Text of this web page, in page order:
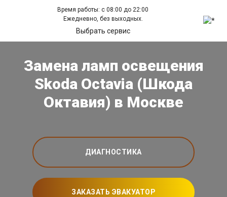
Время работы: с 08:00 до 22:00
Ежедневно, без выходных.
Выбрать сервис
Замена ламп освещения
Skoda Octavia (Шкода
Октавия) в Москве
ДИАГНОСТИКА
ЗАКАЗАТЬ ЭВАКУАТОР